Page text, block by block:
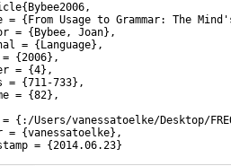
{ Bybee2006,
= { From Usage to Grammar: The
= { Bybee, Joan} ,
= { Language} ,
{2006} ,
= {4} ,
= {711-733} ,
= {82} ,
{ :/Users/vanessatoelke/Desktop/
= {vanessatoelke} ,
= {2014.06.23}